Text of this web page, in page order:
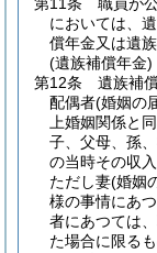
においては、
償年金又は遺
(遺族補償年金)
第12条
遺族補
配偶者(婚姻の
上婚姻関係と
子、父母、孫
の当時その収
ただし妻(婚姻
様の事情にあつ
者にあつては
た場合に限るも